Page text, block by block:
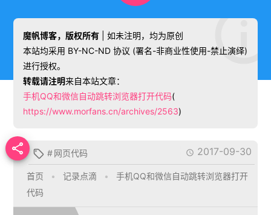
魔帆博客，版权所有 | 如未注明，均为原创
本站均采用 BY-NC-ND 协议 (署名-非商业性使用-禁止演绎)
进行授权。
转载请注明来自本站文章：
手机QQ和微信自动跳转浏览器打开代码(
https://www.morfans.cn/archives/2563)
  #网页代码  2017-09-30
首页 • 记录点滴 •
手机QQ和微信自动跳转浏览器打开
代码